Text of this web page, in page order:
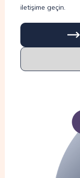
iletişime geçin.